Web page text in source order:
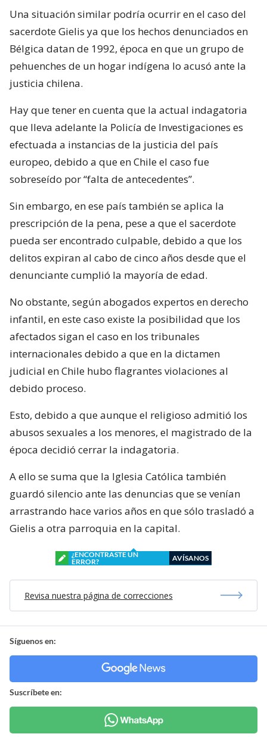
Una situación similar podría ocurrir en el caso del
sacerdote Gielis ya que los hechos denunciados en
Bélgica datan de 1992, época en que un grupo de
pehuenches de un hogar indígena lo acusó ante la
justicia chilena.
Hay que tener en cuenta que la actual indagatoria
que lleva adelante la Policía de Investigaciones es
efectuada a instancias de la justicia del país
europeo, debido a que en Chile el caso fue
sobreseído por “falta de antecedentes”.
Sin embargo, en ese país también se aplica la
prescripción de la pena, pese a que el sacerdote
pueda ser encontrado culpable, debido a que los
delitos expiran al cabo de cinco años desde que el
denunciante cumplió la mayoría de edad.
No obstante, según abogados expertos en derecho
infantil, en este caso existe la posibilidad que los
afectados sigan el caso en los tribunales
internacionales debido a que en la dictamen
judicial en Chile hubo flagrantes violaciones al
debido proceso.
Esto, debido a que aunque el religioso admitió los
abusos sexuales a los menores, el magistrado de la
época decidió cerrar la indagatoria.
A ello se suma que la Iglesia Católica también
guardó silencio ante las denuncias que se venían
arrastrando hace varios años en que sólo trasladó a
Gielis a otra parroquia en la capital.
¿ENCONTRASTE UN
ERROR?
AVÍSANOS
Revisa nuestra página de correcciones
Síguenos en:
Suscríbete en: